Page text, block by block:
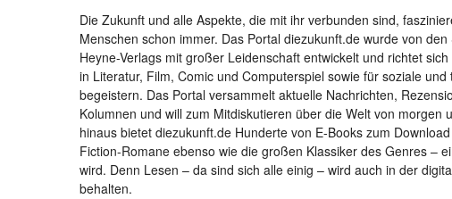
Die Zukunft und alle Aspekte, die mit ihr verbunden sind,
Menschen schon immer. Das Portal diezukunft.de wurde von
Heyne-Verlags mit großer Leidenschaft entwickelt und richtet
in Literatur, Film, Comic und Computerspiel sowie für soziale
begeistern. Das Portal versammelt aktuelle Nachrichten,
Kolumnen und will zum Mitdiskutieren über die Welt von morgen
hinaus bietet diezukunft.de Hunderte von E-Books zum
Fiction-Romane ebenso wie die großen Klassiker des Genres –
wird. Denn Lesen – da sind sich alle einig – wird auch in der
behalten.